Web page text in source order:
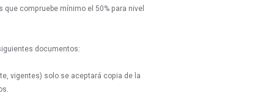
compruebe mínimo el 50% para nivel
documentos:
vigentes) solo se aceptará copia de la